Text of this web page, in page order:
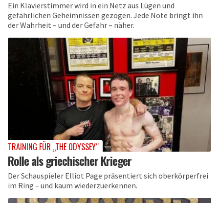
Ein Klavierstimmer wird in ein Netz aus Lügen und
gefährlichen Geheimnissen gezogen. Jede Note bringt ihn
der Wahrheit – und der Gefahr – näher.
TRAINING FÜR „THE ODYSSEY“
Rolle als griechischer Krieger
Der Schauspieler Elliot Page präsentiert sich oberkörperfrei
im Ring – und kaum wiederzuerkennen.